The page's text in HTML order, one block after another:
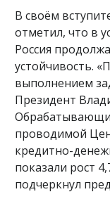
В своём
отметил, что в
Россия
устойчивость.
выполнением
Президент
проводимой
кредитно-
показали рост
подчеркнул